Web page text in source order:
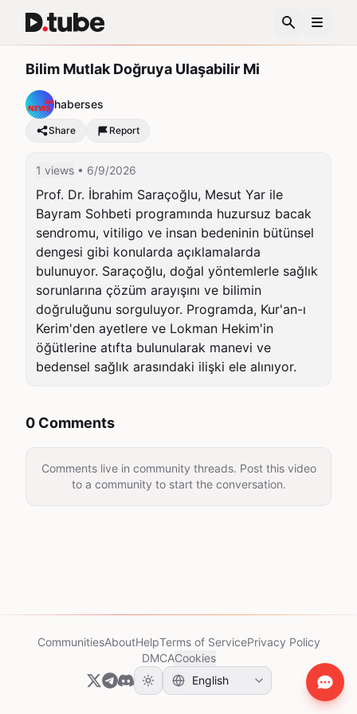
Bilim Mutlak Doğruya Ulaşabilir Mi
haberses
Share Report
1 views • 6/9/2026
Prof. Dr. İbrahim Saraçoğlu, Mesut Yar ile
Bayram Sohbeti programında huzursuz bacak
sendromu, vitiligo ve insan bedeninin bütünsel
dengesi gibi konularda açıklamalarda
bulunuyor. Saraçoğlu, doğal yöntemlerle sağlık
sorunlarına çözüm arayışını ve bilimin
doğruluğunu sorguluyor. Programda, Kur'an-ı
Kerim'den ayetlere ve Lokman Hekim'in
öğütlerine atıfta bulunularak manevi ve
bedensel sağlık arasındaki ilişki ele alınıyor.
0 Comments
Comments live in community threads. Post this video
to a community to start the conversation.
CommunitiesAboutHelpTerms of ServicePrivacy Policy
DMCACookies